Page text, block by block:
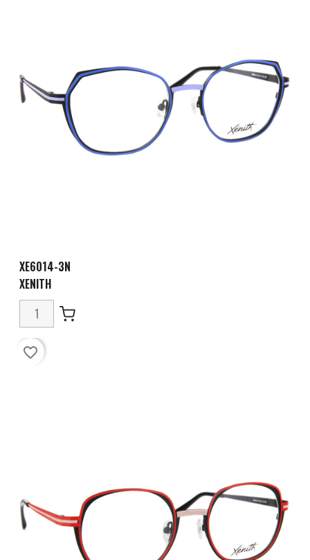
XE6014-3N
XENITH
favorite_border